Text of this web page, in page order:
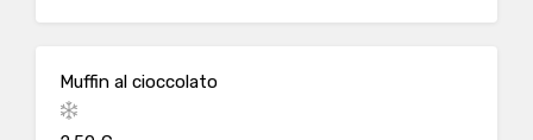
Muffin al cioccolato